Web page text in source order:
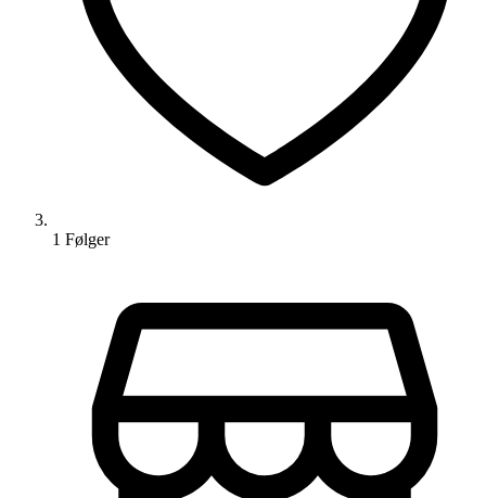
1 Følger